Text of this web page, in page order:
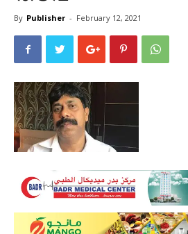
By Publisher - February 12, 2021